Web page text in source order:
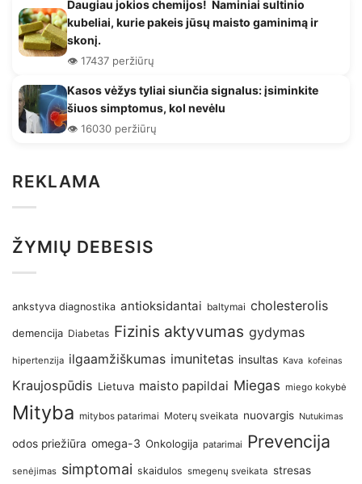
Daugiau jokios chemijos! Naminiai sultinio
kubeliai, kurie pakeis jūsų maisto gaminimą ir
skonį.
👁️ 17437 peržiūrų
Kasos vėžys tyliai siunčia signalus: įsiminkite
šiuos simptomus, kol nevėlu
👁️ 16030 peržiūrų
REKLAMA
ŽYMIŲ DEBESIS
ankstyva diagnostika antioksidantai baltymai cholesterolis
demencija Diabetas Fizinis aktyvumas gydymas
hipertenzija ilgaamžiškumas imunitetas insultas Kava kofeinas
Kraujospūdis Lietuva maisto papildai Miegas miego kokybė
Mityba mitybos patarimai Moterų sveikata nuovargis Nutukimas
odos priežiūra omega-3 Onkologija patarimai Prevencija
senėjimas simptomai skaidulos smegenų sveikata stresas